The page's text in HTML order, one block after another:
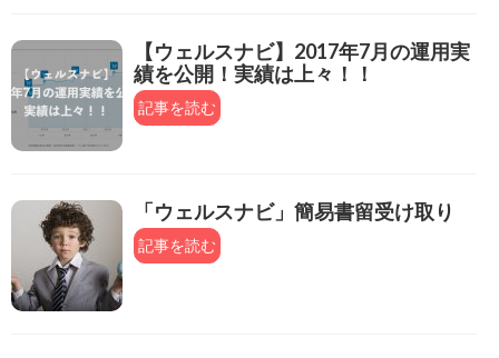
【ウェルスナビ】2017年7月の運用実
績を公開！実績は上々！！
記事を読む
「ウェルスナビ」簡易書留受け取り
記事を読む